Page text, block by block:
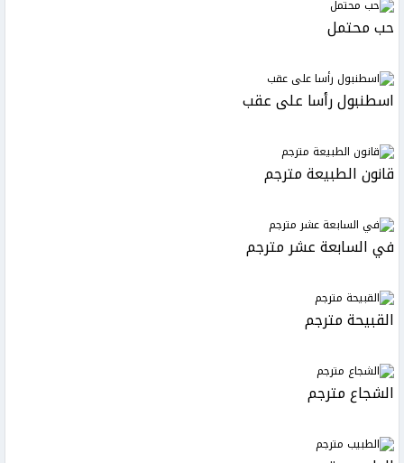
حب محتمل
اسطنبول رأسا على عقب
قانون الطبيعة مترجم
في السابعة عشر مترجم
القبيحة مترجم
الشجاع مترجم